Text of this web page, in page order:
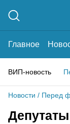
Главное
ВИП-новость
Новости / Перед